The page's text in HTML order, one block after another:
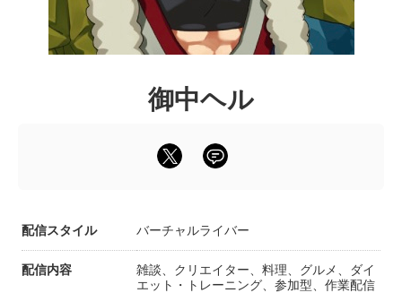
御中ヘル
配信スタイル バーチャルライバー
配信内容
雑談、クリエイター、料理、グルメ、ダイ
エット・トレーニング、参加型、作業配信